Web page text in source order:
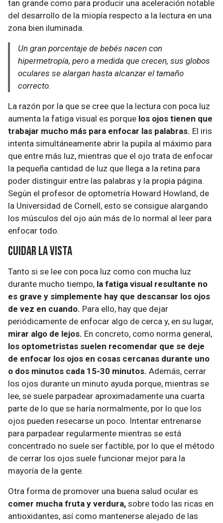
tan grande como para producir una aceleración notable
del desarrollo de la miopía respecto a la lectura en una
zona bien iluminada.
Un gran porcentaje de bebés nacen con
hipermetropía, pero a medida que crecen, sus globos
oculares se alargan hasta alcanzar el tamaño
correcto.
La razón por la que se cree que la lectura con poca luz
aumenta la fatiga visual es porque los ojos tienen que
trabajar mucho más para enfocar las palabras. El iris
intenta simultáneamente abrir la pupila al máximo para
que entre más luz, mientras que el ojo trata de enfocar
la pequeña cantidad de luz que llega a la retina para
poder distinguir entre las palabras y la propia página.
Según el profesor de optometría Howard Howland, de
la Universidad de Cornell, esto se consigue alargando
los músculos del ojo aún más de lo normal al leer para
enfocar todo.
Cuidar la vista
Tanto si se lee con poca luz como con mucha luz
durante mucho tiempo, la fatiga visual resultante no
es grave y simplemente hay que descansar los ojos
de vez en cuando. Para ello, hay que dejar
periódicamente de enfocar algo de cerca y, en su lugar,
mirar algo de lejos. En concreto, como norma general,
los optometristas suelen recomendar que se deje
de enfocar los ojos en cosas cercanas durante uno
o dos minutos cada 15-30 minutos. Además, cerrar
los ojos durante un minuto ayuda porque, mientras se
lee, se suele parpadear aproximadamente una cuarta
parte de lo que se haría normalmente, por lo que los
ojos pueden resecarse un poco. Intentar entrenarse
para parpadear regularmente mientras se está
concentrado no suele ser factible, por lo que el método
de cerrar los ojos suele funcionar mejor para la
mayoría de la gente.
Otra forma de promover una buena salud ocular es
comer mucha fruta y verdura, sobre todo las ricas en
antioxidantes, así como mantenerse alejado de las